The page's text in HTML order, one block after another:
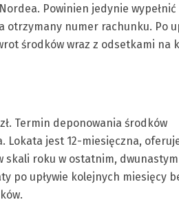
Powinien jedynie wypełnić
numer rachunku. Po
środków wraz z odsetkami na
Termin deponowania środków
Lokata jest 12-miesięczna,
skali roku w ostatnim, dwunastym
po upływie kolejnych miesięcy